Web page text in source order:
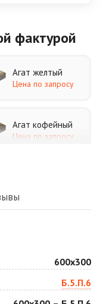
фактурой
Агат желтый
Цена по запросу
Агат кофейный
Цена по запросу
Арабская ночь
Цена по запросу
600х300
Б.5.П.6